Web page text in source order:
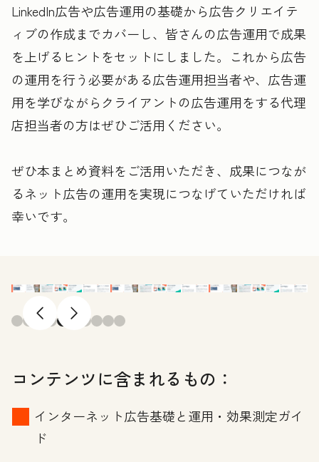
LinkedIn広告や広告運用の基礎から広告クリエイテ
ィブの作成までカバーし、皆さんの広告運用で成果
を上げるヒントをセットにしました。これから広告
の運用を行う必要がある広告運用担当者や、広告運
用を学びながらクライアントの広告運用をする代理
店担当者の方はぜひご活用ください。
ぜひ本まとめ資料をご活用いただき、成果につなが
るネット広告の運用を実現につなげていただければ
幸いです。
前へ 次へ
コンテンツに含まれるもの：
インターネット広告基礎と運用・効果測定ガイ
ド